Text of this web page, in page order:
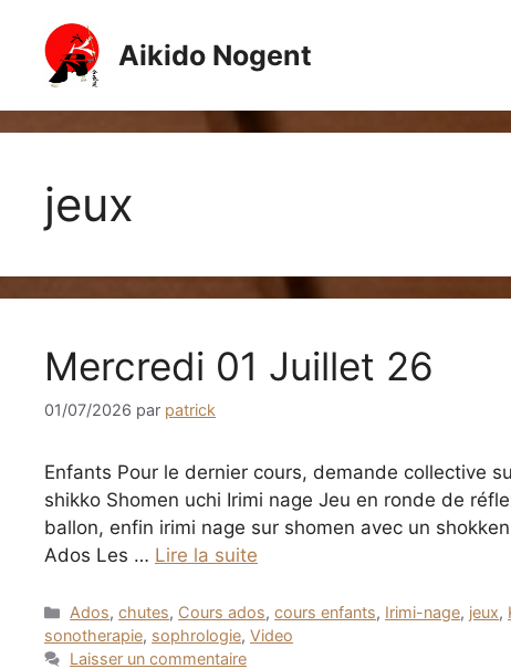
contenu
Aikido Nogent
jeux
Mercredi 01 Juillet 26
01/07/2026 par patrick
Enfants Pour le dernier cours, demande collective
shikko Shomen uchi Irimi nage Jeu en ronde de
ballon, enfin irimi nage sur shomen avec un
Ados Les … Lire la suite
Catégories
Ados,chutes, Cours ados,cours enfants, Irimi-nage, jeux,
sonotherapie, sophrologie, Video
Laisser un commentaire